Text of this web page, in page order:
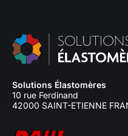
Solutions Élastomères
10 rue Ferdinand
42000 SAINT-ETIENNE